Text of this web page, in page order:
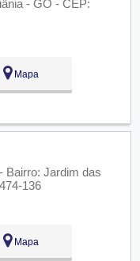
- GO - CEP:
Mapa
Bairro: Jardim das
136
Mapa